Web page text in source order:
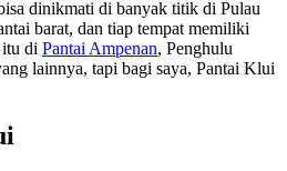
dinikmati di banyak titik di Pulau
barat, dan tiap tempat memiliki
di Pantai Ampenan, Penghulu
lainnya, tapi bagi saya, Pantai Klui